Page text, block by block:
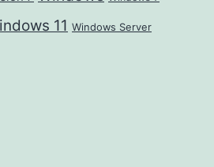
11 Windows Server